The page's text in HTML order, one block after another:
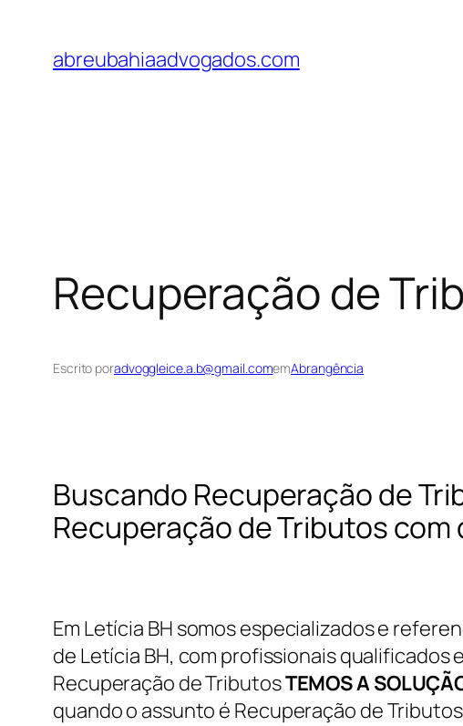
abreubahiaadvogados.com
Recuperação de
Escrito poradvoggleice.a.b@gmail.comemAbrangência
Buscando Recuperação de
Recuperação de Tributos
Em Letícia BH somos especializados e
de Letícia BH, com profissionais
Recuperação de TributosTEMOS A
quando o assunto é Recuperação de